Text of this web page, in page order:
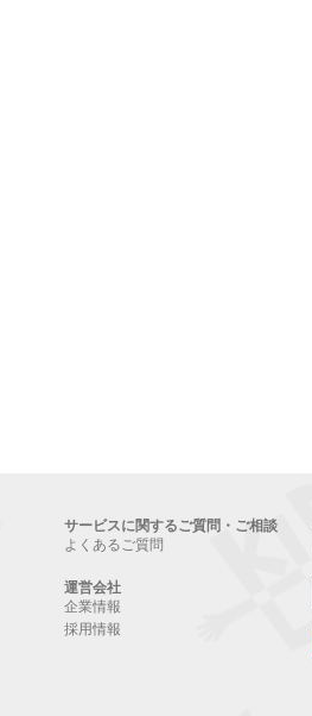
サービスに関するご質問・ご相談
よくあるご質問
運営会社
企業情報
採用情報